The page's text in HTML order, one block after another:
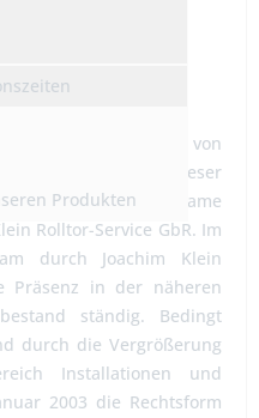
Produkten
GmbH & Co. KG wurde von
gegründet. In dieser
Der Firmenname
Rolltor-Service GbR. Im
durch Joachim Klein
Präsenz in der näheren
ständig. Bedingt
durch die Vergrößerung
Installationen und
2003 die Rechtsform